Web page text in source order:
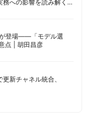
への影響を読み解く |
登場——「モデル選
点 | 胡田昌彦
新チャネル統合、